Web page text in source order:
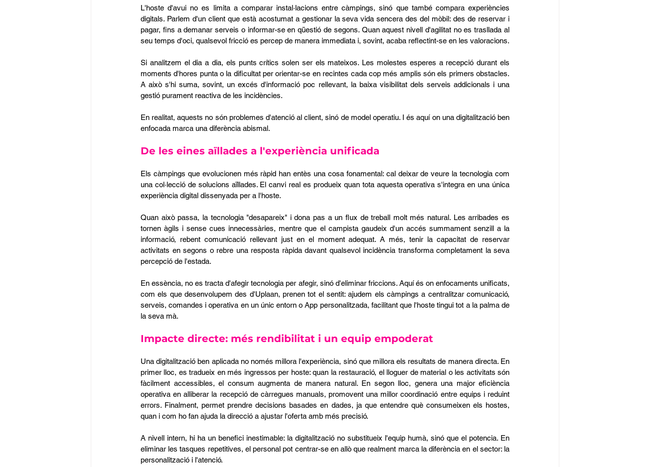
L'hoste d'avui no es limita a comparar instal·lacions entre càmpings, sinó que també compara experiències
digitals. Parlem d'un client que està acostumat a gestionar la seva vida sencera des del mòbil: des de reservar i
pagar, fins a demanar serveis o informar-se en qüestió de segons. Quan aquest nivell d'agilitat no es trasllada al
seu temps d'oci, qualsevol fricció es percep de manera immediata i, sovint, acaba reflectint-se en les valoracions.
Si analitzem el dia a dia, els punts crítics solen ser els mateixos. Les molestes esperes a recepció durant els
moments d'hores punta o la dificultat per orientar-se en recintes cada cop més amplis són els primers obstacles.
A això s'hi suma, sovint, un excés d'informació poc rellevant, la baixa visibilitat dels serveis addicionals i una
gestió purament reactiva de les incidències.
En realitat, aquests no són problemes d'atenció al client, sinó de model operatiu. I és aquí on una digitalització ben
enfocada marca una diferència abismal.
De les eines aïllades a l'experiència unificada
Els càmpings que evolucionen més ràpid han entès una cosa fonamental: cal deixar de veure la tecnologia com
una col·lecció de solucions aïllades. El canvi real es produeix quan tota aquesta operativa s'integra en una única
experiència digital dissenyada per a l'hoste.
Quan això passa, la tecnologia "desapareix" i dona pas a un flux de treball molt més natural. Les arribades es
tornen àgils i sense cues innecessàries, mentre que el campista gaudeix d'un accés summament senzill a la
informació, rebent comunicació rellevant just en el moment adequat. A més, tenir la capacitat de reservar
activitats en segons o rebre una resposta ràpida davant qualsevol incidència transforma completament la seva
percepció de l'estada.
En essència, no es tracta d'afegir tecnologia per afegir, sinó d'eliminar friccions. Aquí és on enfocaments unificats,
com els que desenvolupem des d'Uplaan, prenen tot el sentit: ajudem els càmpings a centralitzar comunicació,
serveis, comandes i operativa en un únic entorn o App personalitzada, facilitant que l'hoste tingui tot a la palma de
la seva mà.
Impacte directe: més rendibilitat i un equip empoderat
Una digitalització ben aplicada no només millora l'experiència, sinó que millora els resultats de manera directa. En
primer lloc, es tradueix en més ingressos per hoste: quan la restauració, el lloguer de material o les activitats són
fàcilment accessibles, el consum augmenta de manera natural. En segon lloc, genera una major eficiència
operativa en alliberar la recepció de càrregues manuals, promovent una millor coordinació entre equips i reduint
errors. Finalment, permet prendre decisions basades en dades, ja que entendre què consumeixen els hostes,
quan i com ho fan ajuda la direcció a ajustar l'oferta amb més precisió.
A nivell intern, hi ha un benefici inestimable: la digitalització no substitueix l'equip humà, sinó que el potencia. En
eliminar les tasques repetitives, el personal pot centrar-se en allò que realment marca la diferència en el sector: la
personalització i l'atenció.